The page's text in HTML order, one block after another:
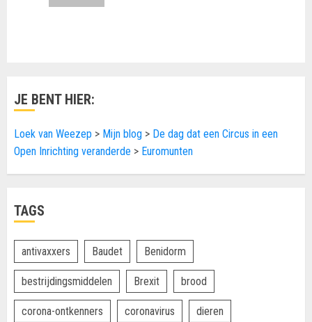
JE BENT HIER:
Loek van Weezep > Mijn blog > De dag dat een Circus in een
Open Inrichting veranderde > Euromunten
TAGS
antivaxxers Baudet Benidorm
bestrijdingsmiddelen Brexit brood
corona-ontkenners coronavirus dieren